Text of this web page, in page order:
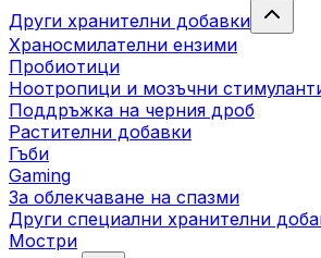
Други хранителни добавки
Храносмилателни ензими
Пробиотици
Ноотропици и мозъчни
Поддръжка на черния дроб
Растителни добавки
Гъби
Gaming
За облекчаване на спазми
Други специални хранителни
Мостри